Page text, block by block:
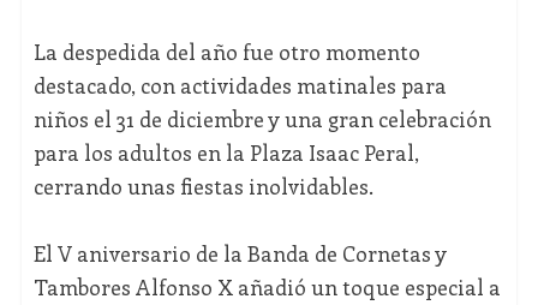
La despedida del año fue otro momento
destacado, con actividades matinales para
niños el 31 de diciembre y una gran celebración
para los adultos en la Plaza Isaac Peral,
cerrando unas fiestas inolvidables.
El V aniversario de la Banda de Cornetas y
Tambores Alfonso X añadió un toque especial a